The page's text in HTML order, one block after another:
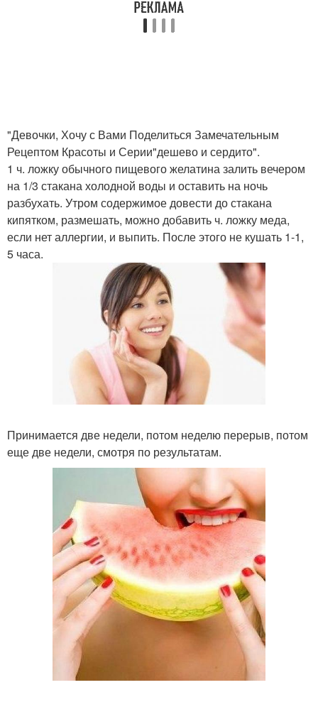
"Девочки, Хочу с Вами Поделиться Замечательным
Рецептом Красоты и Серии"дешево и сердито".
1 ч. ложку обычного пищевого желатина залить вечером
на 1/3 стакана холодной воды и оставить на ночь
разбухать. Утром содержимое довести до стакана
кипятком, размешать, можно добавить ч. ложку меда,
если нет аллергии, и выпить. После этого не кушать 1-1,
5 часа.
Принимается две недели, потом неделю перерыв, потом
еще две недели, смотря по результатам.